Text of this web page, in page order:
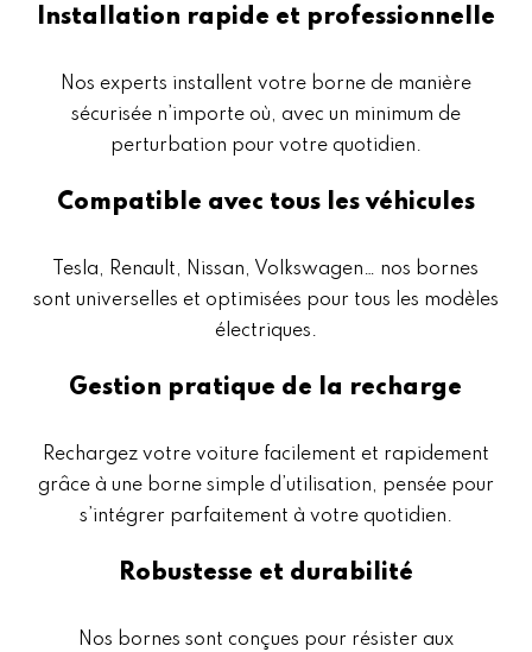
Installation rapide et professionnelle
Nos experts installent votre borne de manière
sécurisée n’importe où, avec un minimum de
perturbation pour votre quotidien.
Compatible avec tous les véhicules
Tesla, Renault, Nissan, Volkswagen… nos bornes
sont universelles et optimisées pour tous les modèles
électriques.
Gestion pratique de la recharge
Rechargez votre voiture facilement et rapidement
grâce à une borne simple d’utilisation, pensée pour
s’intégrer parfaitement à votre quotidien.
Robustesse et durabilité
Nos bornes sont conçues pour résister aux